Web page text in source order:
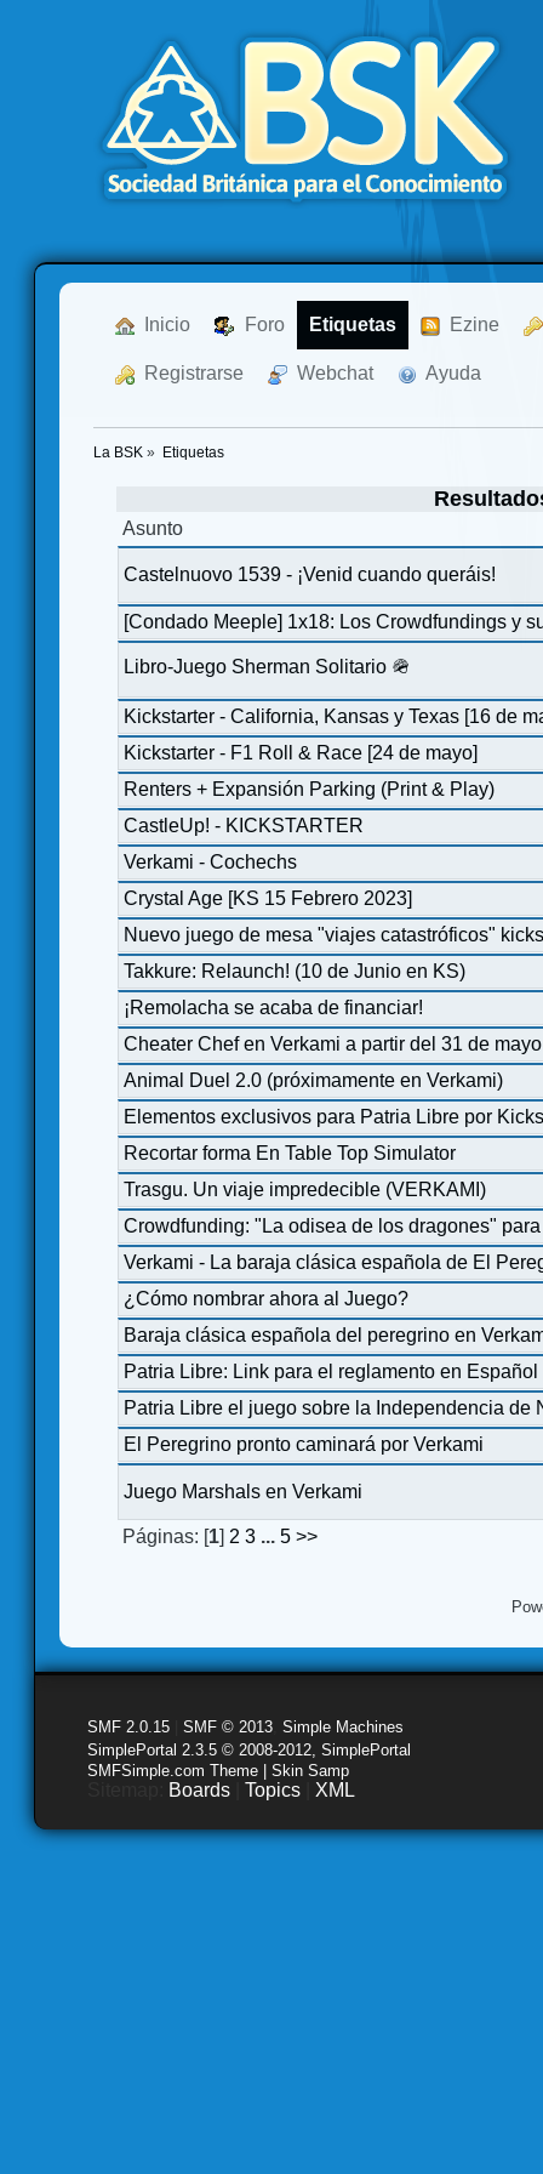
Inicio Foro Etiquetas Ezine
Registrarse Webchat Ayuda
La BSK » Etiquetas
Asunto
Castelnuovo 1539 - ¡Venid cuando queráis!
[Condado Meeple] 1x18: Los Crowdfundings y
Libro-Juego Sherman Solitario 🪖
Kickstarter - California, Kansas y Texas [16 de
Kickstarter - F1 Roll & Race [24 de mayo]
Renters + Expansión Parking (Print & Play)
CastleUp! - KICKSTARTER
Verkami - Cochechs
Crystal Age [KS 15 Febrero 2023]
Nuevo juego de mesa "viajes catastróficos"
Takkure: Relaunch! (10 de Junio en KS)
¡Remolacha se acaba de financiar!
Cheater Chef en Verkami a partir del 31 de mayo
Animal Duel 2.0 (próximamente en Verkami)
Elementos exclusivos para Patria Libre por
Recortar forma En Table Top Simulator
Trasgu. Un viaje impredecible (VERKAMI)
Crowdfunding: "La odisea de los dragones"
Verkami - La baraja clásica española de El
¿Cómo nombrar ahora al Juego?
Baraja clásica española del peregrino en
Patria Libre: Link para el reglamento en Español
Patria Libre el juego sobre la Independencia de
El Peregrino pronto caminará por Verkami
Juego Marshals en Verkami
Páginas: [1] 2 3 ... 5 >>
SMF 2.0.15 SMF © 2013 Simple Machines
SimplePortal 2.3.5 © 2008-2012, SimplePortal
SMFSimple.com Theme | Skin Samp
Boards Topics XML